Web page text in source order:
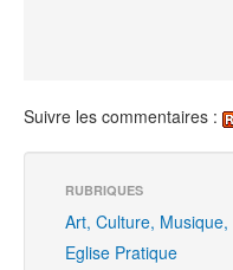
Suivre les commentaires :
RUBRIQUES
Art, Culture,
Eglise Pratique